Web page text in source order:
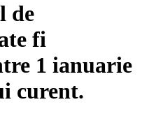
de
fi
1 ianuarie
curent.